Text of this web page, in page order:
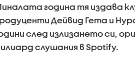
година тя издава
Дейвид Гета и
след излизането си,
слушания в Spotify.